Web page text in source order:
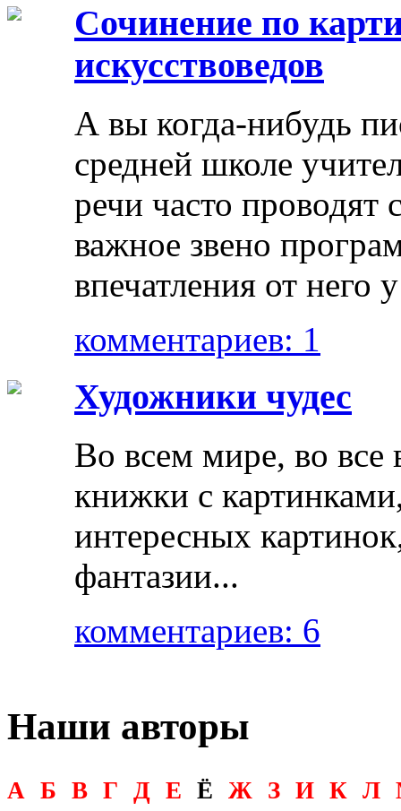
Сочинение по
искусствоведов
А вы когда-нибудь
средней школе
речи часто проводят
важное звено
впечатления от него
комментариев: 1
Художники чудес
Во всем мире, во все
книжки с
интересных
фантазии...
комментариев: 6
Наши авторы
А Б В Г Д Е Ё Ж З И К Л